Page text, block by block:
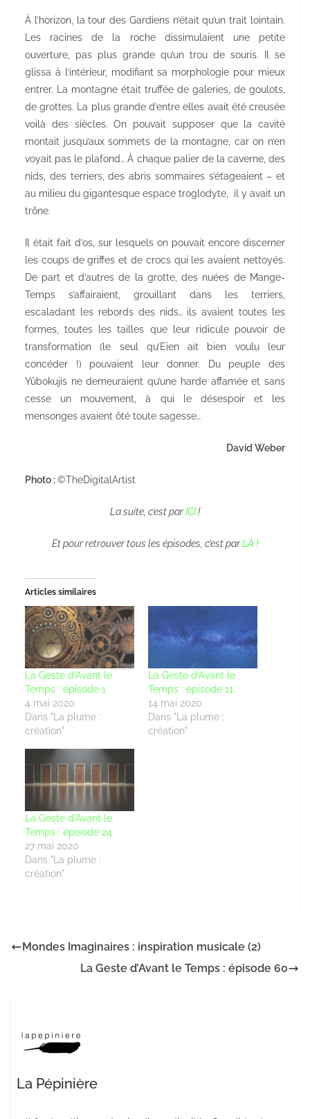
À l’horizon, la tour des Gardiens n’était qu’un trait lointain.
Les racines de la roche dissimulaient une petite
ouverture, pas plus grande qu’un trou de souris. Il se
glissa à l’intérieur, modifiant sa morphologie pour mieux
entrer. La montagne était truffée de galeries, de goulots,
de grottes. La plus grande d’entre elles avait été creusée
voilà des siècles. On pouvait supposer que la cavité
montait jusqu’aux sommets de la montagne, car on n’en
voyait pas le plafond… À chaque palier de la caverne, des
nids, des terriers, des abris sommaires s’étageaient – et
au milieu du gigantesque espace troglodyte, il y avait un
trône.
Il était fait d’os, sur lesquels on pouvait encore discerner
les coups de griffes et de crocs qui les avaient nettoyés.
De part et d’autres de la grotte, des nuées de Mange-
Temps s’affairaient, grouillant dans les terriers,
escaladant les rebords des nids… ils avaient toutes les
formes, toutes les tailles que leur ridicule pouvoir de
transformation (le seul qu’Eien ait bien voulu leur
concéder !) pouvaient leur donner. Du peuple des
Yûbokujis ne demeuraient qu’une harde affamée et sans
cesse un mouvement, à qui le désespoir et les
mensonges avaient ôté toute sagesse…
David Weber
Photo :©TheDigitalArtist
La suite, c’est parICI!
Et pour retrouver tous les épisodes, c’est parLÀ !
Articles similaires
La Geste d’Avant le
Temps : épisode 1
4 mai 2020
Dans "La plume :
création"
La Geste d’Avant le
Temps : épisode 11
14 mai 2020
Dans "La plume :
création"
La Geste d’Avant le
Temps : épisode 24
27 mai 2020
Dans "La plume :
création"
Mondes Imaginaires : inspiration musicale (2)
La Geste d’Avant le Temps : épisode 60
La Pépinière